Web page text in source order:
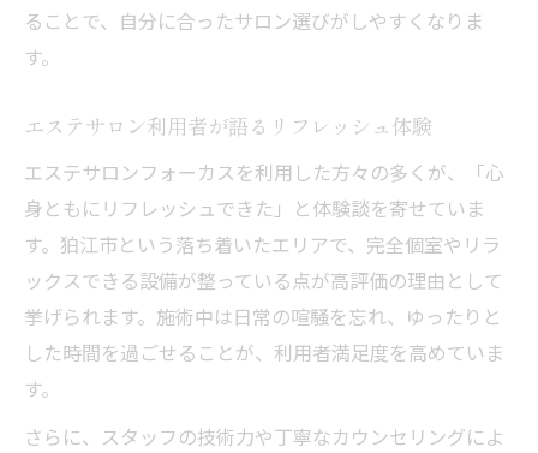
ることで、自分に合ったサロン選びがしやすくなりま
す。
エステサロン利用者が語るリフレッシュ体験
エステサロンフォーカスを利用した方々の多くが、「心
身ともにリフレッシュできた」と体験談を寄せていま
す。狛江市という落ち着いたエリアで、完全個室やリラ
ックスできる設備が整っている点が高評価の理由として
挙げられます。施術中は日常の喧騒を忘れ、ゆったりと
した時間を過ごせることが、利用者満足度を高めていま
す。
さらに、スタッフの技術力や丁寧なカウンセリングによ